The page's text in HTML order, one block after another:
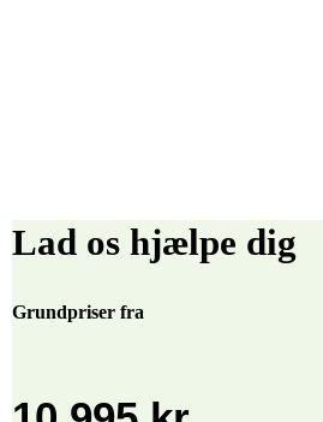
Lad os hjælpe dig
Grundpriser fra